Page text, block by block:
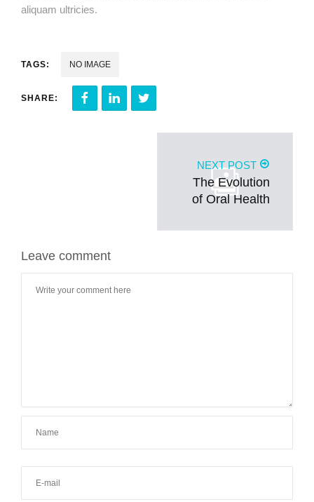
aliquam ultricies.
TAGS: NO IMAGE
SHARE:
NEXT POST
The Evolution
of Oral Health
Leave comment